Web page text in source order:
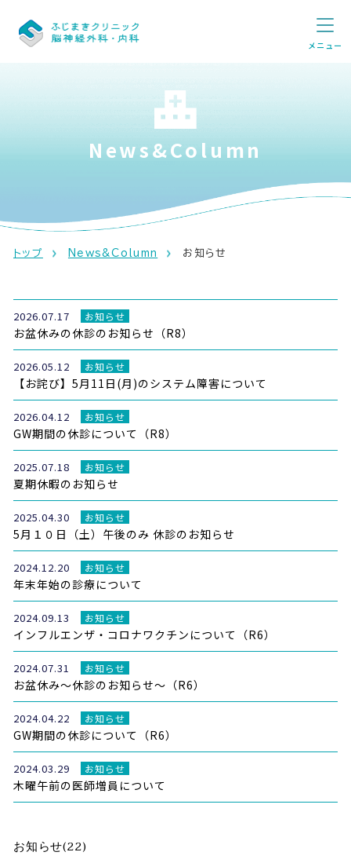
メニュー
News&Column
トップ News&Column お知らせ
2026.07.17 お知らせ
お盆休みの休診のお知らせ（R8）
2026.05.12 お知らせ
【お詫び】5月11日(月)のシステム障害について
2026.04.12 お知らせ
GW期間の休診について（R8）
2025.07.18 お知らせ
夏期休暇のお知らせ
2025.04.30 お知らせ
5月１０日（土）午後のみ 休診のお知らせ
2024.12.20 お知らせ
年末年始の診療について
2024.09.13 お知らせ
インフルエンザ・コロナワクチンについて（R6）
2024.07.31 お知らせ
お盆休み〜休診のお知らせ〜（R6）
2024.04.22 お知らせ
GW期間の休診について（R6）
2024.03.29 お知らせ
木曜午前の医師増員について
お知らせ(22)